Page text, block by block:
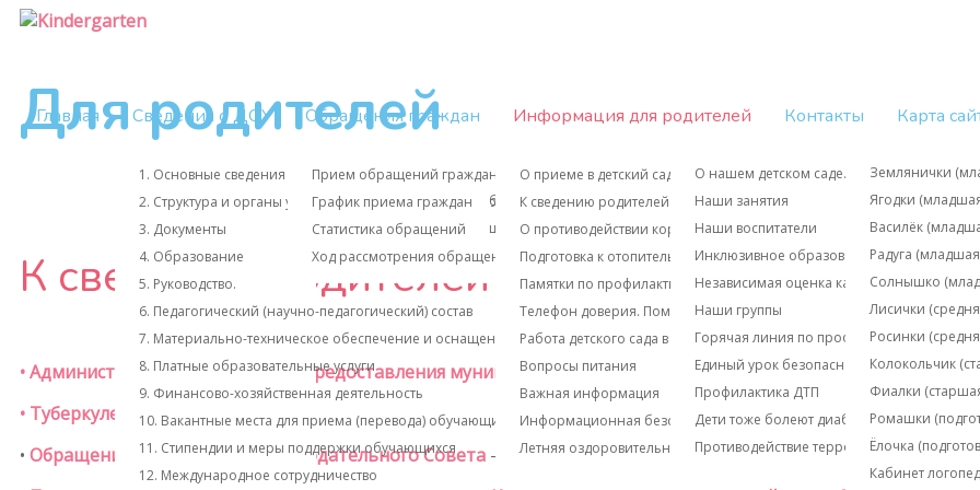
Главная Сведения о ДОУ
1. Основные сведения
2. Структура и органы управления образовательной организацией
3. Документы
Локальные акты
Отчет о результатах самообследования
Предписания органов, осуществляющих государственный контроль
Прочие документы
4. Образование
5. Руководство.
6. Педагогический (научно-педагогический) состав
7. Материально-техническое обеспечение и оснащенность образовательного процесса. Доступная среда
8. Платные образовательные услуги
9. Финансово-хозяйственная деятельность
10. Вакантные места для приема (перевода) обучающихся
11. Стипендии и меры поддержки обучающихся
12. Международное сотрудничество
Обращения граждан
Прием обращений граждан
График приема граждан
Статистика обращений
Ход рассмотрения обращений
Информация для родителей
О приеме в детский сад
К сведению родителей
О противодействии коррупции
Подготовка к отопительному сезону 2025 - 2026 год
Памятки по профилактике коронавируса
Телефон доверия. Помощь детям.
Работа детского сада в режиме свободного посещения
Вопросы питания
Важная информация
О нашем детском саде...
Наши занятия
Наши воспитатели
Бабочкина
Бережная Анна
Бубнова
Булатова
Жучкова Ольга
Иванова
Казнина Ольга
Киселева Юлия
Корнеева
Лежачева
Очеретная
Созина Анна
Инклюзивное образование
Независимая оценка качества
Наши группы
Землянички
Ягодки
Василёк
Радуга
Солнышко
Лисички
Росинки
Колокольчик
Фиалки
Ромашки
Ёлочка
Кабинет
Горячая линия по профилактике вирусных
Единый урок безопасности
Профилактика ДТП
Дети тоже болеют диабетом
Противодействие терроризму и
Информационная безопасность
Летняя оздоровительная работа
Контакты Карта
Для родителей
К сведению родителей
• Административный регламент предоставления муниципальной услуги
• Туберкулез
• Обращение председателя Наблюдательного Совета -
https://worknet-info.ru/obrazovanie